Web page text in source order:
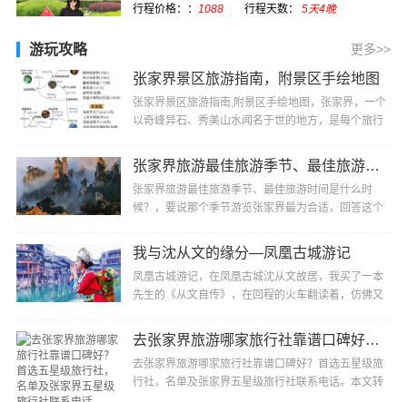
感受现代化国际···
行程价格：： 1088 行程天数： 5天4晚
游玩攻略 更多>>
张家界景区旅游指南，附景区手绘地图
张家界景区旅游指南,附景区手绘地图，张家界，一个
以奇峰异石、秀美山水闻名于世的地方，是每个旅行
的···
张家界旅游最佳旅游季节、最佳旅游时间是什么时候？
张家界旅游最佳旅游季节、最佳旅游时间是什么时
候？，要说那个季节游览张家界最为合适，回答这个
区，一···
我与沈从文的缘分—凤凰古城游记
凤凰古城游记，在凤凰古城沈从文故居，我买了一本
先生的《从文自传》，在回程的火车翻读着，仿佛又
所···
去张家界旅游哪家旅行社靠谱口碑好？首选五星级旅行社，名单及张家界五星级旅行社联系电话
去张家界旅游哪家旅行社靠谱口碑好？首选五星级旅
行社，名单及张家界五星级旅行社联系电话。本文转